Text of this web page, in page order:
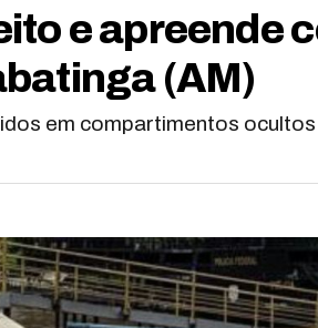
e apreende
(AM)
em compartimentos